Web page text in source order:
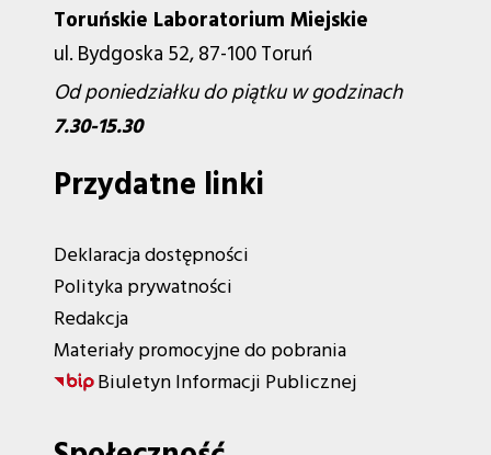
Toruńskie Laboratorium Miejskie
ul. Bydgoska 52, 87-100 Toruń
Od poniedziałku do piątku w godzinach
7.30-15.30
Przydatne linki
Deklaracja dostępności
Polityka prywatności
Redakcja
Materiały promocyjne do pobrania
Biuletyn Informacji Publicznej